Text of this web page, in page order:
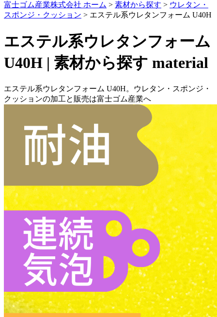
富士ゴム産業株式会社 ホーム > 素材から探す > ウレタン・
スポンジ・クッション > エステル系ウレタンフォーム U40H
エステル系ウレタンフォーム
U40H | 素材から探す material
エステル系ウレタンフォーム U40H。ウレタン・スポンジ・
クッションの加工と販売は富士ゴム産業へ